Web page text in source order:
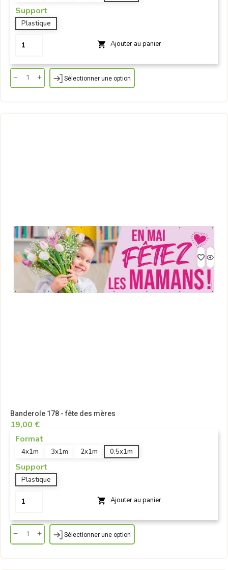
Support
Plastique
 Ajouter au panier
Sélectionner une option
Banderole 178 - fête des mères
19,00 €
Format
4x1m 3x1m 2x1m 0.5x1m
Support
Plastique
 Ajouter au panier
Sélectionner une option